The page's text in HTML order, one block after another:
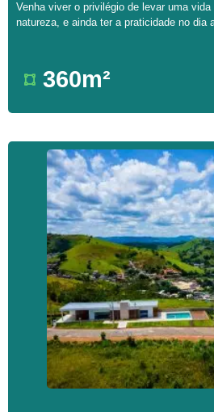
Venha viver o privilégio de levar uma
natureza, e ainda ter a praticidade no
360m²